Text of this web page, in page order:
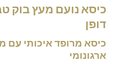
היה:
כיסא נועם מעץ בוק
דופן
כיסא מרופד איכותי עם
ארגונומי